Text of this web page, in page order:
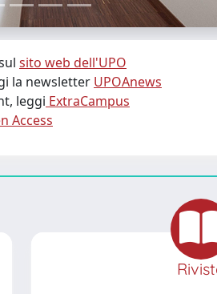
sito web dell'UPO
la newsletter UPOAnews
leggi ExtraCampus
Access